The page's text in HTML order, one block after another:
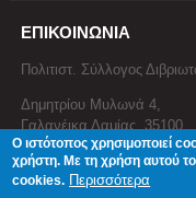
ΕΠΙΚΟΙΝΩΝΙΑ
Πολιτιστ. Σύλλογος
Δημητρίου Μυλωνά 4,
Γαλανέικα Λαμίας, 35100
Τηλέφωνο: 22310 34674
Email: divrilamias@yahoo.gr
Ο ιστότοπος χρησιμοποιεί
χρήστη. Με τη χρήση αυτού
cookies. Περισσότερα